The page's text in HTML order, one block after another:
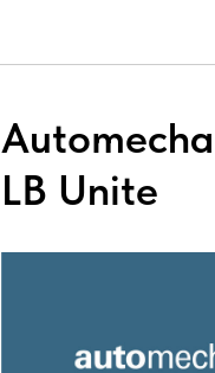
LB Unite